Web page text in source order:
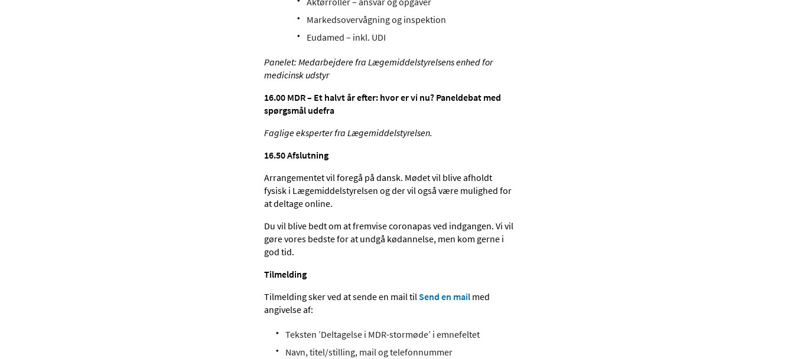
Markedsovervågning og inspektion
Eudamed – inkl. UDI
Panelet: Medarbejdere fra Lægemiddelstyrelsens enhed for
medicinsk udstyr
16.00 MDR – Et halvt år efter: hvor er vi nu? Paneldebat med
spørgsmål udefra
Faglige eksperter fra Lægemiddelstyrelsen.
16.50Afslutning
Arrangementet vil foregå på dansk. Mødet vil blive afholdt
fysisk i Lægemiddelstyrelsen og der vil også være mulighed for
at deltage online.
Du vil blive bedt om at fremvise coronapas ved indgangen. Vi vil
gøre vores bedste for at undgå kødannelse, men kom gerne i
god tid.
Tilmelding
Tilmelding sker ved at sende en mail tilSend en mail med
angivelse af:
Teksten ’Deltagelse i MDR-stormøde’ i emnefeltet
Navn, titel/stilling, mail og telefonnummer